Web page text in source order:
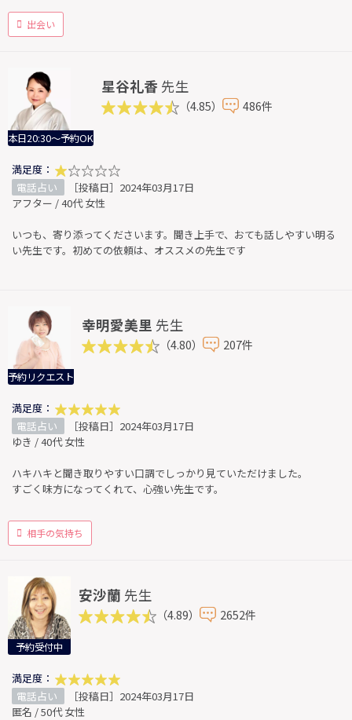
出会い
本日20:30～予約OK
星谷礼香 先生
（4.85） 486件
満足度：
電話占い
［投稿日］2024年03月17日
アフター / 40代 女性
いつも、寄り添ってくださいます。聞き上手で、おても話しやすい明る
い先生です。初めての依頼は、オススメの先生です
予約リクエスト
幸明愛美里 先生
（4.80） 207件
満足度：
電話占い
［投稿日］2024年03月17日
ゆき / 40代 女性
ハキハキと聞き取りやすい口調でしっかり見ていただけました。
すごく味方になってくれて、心強い先生です。
相手の気持ち
予約受付中
安沙蘭 先生
（4.89） 2652件
満足度：
電話占い
［投稿日］2024年03月17日
匿名 / 50代 女性